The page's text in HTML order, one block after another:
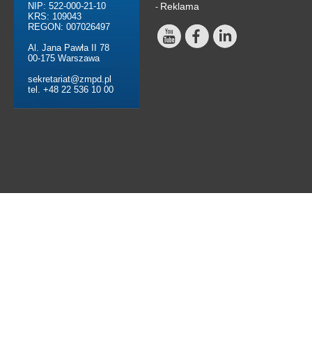
NIP: 522-000-21-10
KRS: 109043
REGON: 007026497
Al. Jana Pawła II 78
00-175 Warszawa
sekretariat@zmpd.pl
tel. +48 22 536 10 00
- Reklama